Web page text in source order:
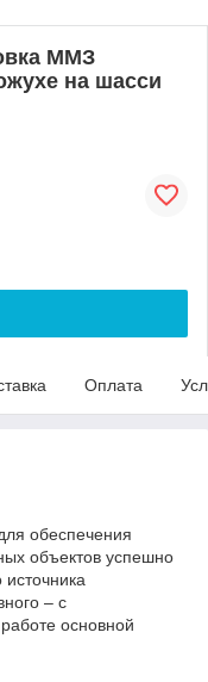
ММЗ
на шасси
Оплата
обеспечения
объектов успешно
– с
основной